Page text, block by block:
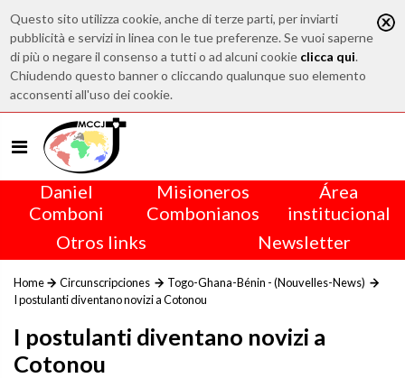
Questo sito utilizza cookie, anche di terze parti, per inviarti
pubblicità e servizi in linea con le tue preferenze. Se vuoi saperne
di più o negare il consenso a tutti o ad alcuni cookie clicca qui.
Chiudendo questo banner o cliccando qualunque suo elemento
acconsenti all'uso dei cookie.
Daniel
Comboni
Misioneros
Combonianos
Área
institucional
Otros links
Newsletter
Home Circunscripciones
Togo-Ghana-Bénin - (Nouvelles-News)
I postulanti diventano novizi a Cotonou
I postulanti diventano novizi a
Cotonou